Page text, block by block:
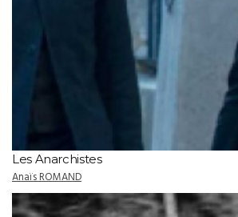
Les Anarchistes
Anaïs ROMAND